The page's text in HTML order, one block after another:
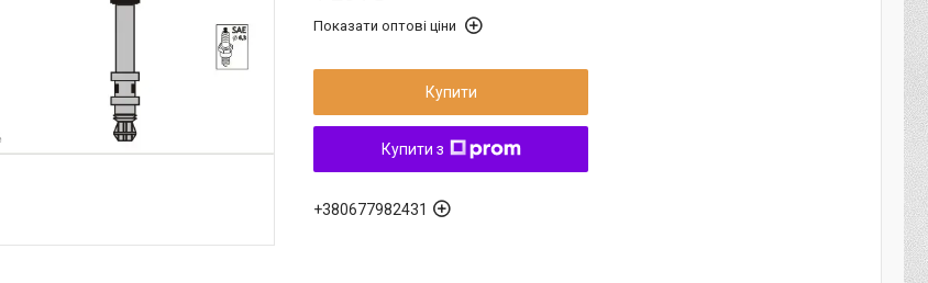
Показати оптові ціни
Купити
Купити з
+380677982431